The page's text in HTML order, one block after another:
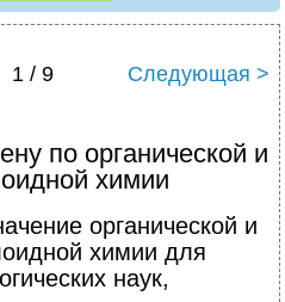
1 / 9 Следующая >
по органической и
химии
органической и
химии для
наук,